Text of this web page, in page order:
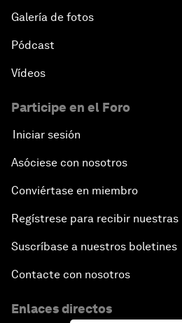
Galería de fotos
Pódcast
Vídeos
Participe en el Foro
Iniciar sesión
Asóciese con nosotros
Conviértase en miembro
Regístrese para recibir nuestras
Suscríbase a nuestros boletines
Contacte con nosotros
Enlaces directos